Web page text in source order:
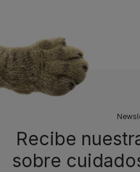
Recibe
sobre